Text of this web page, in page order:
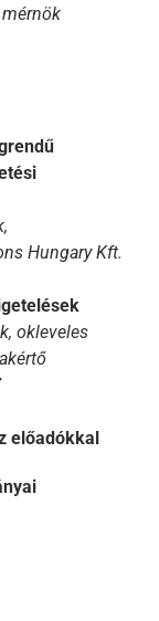
Hungary Kft.
okleveles
előadókkal